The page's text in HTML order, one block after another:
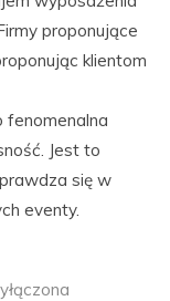
proponujące
klientom
Jest to
się w
eventy.